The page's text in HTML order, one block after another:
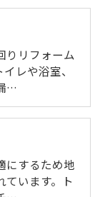
りリフォーム
レや浴室、
…
にするため地
ています。ト